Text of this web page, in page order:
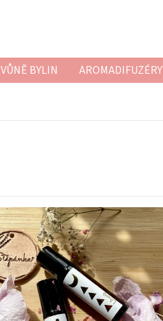
VŮNĚ BYLIN AROMADIFUZÉRY